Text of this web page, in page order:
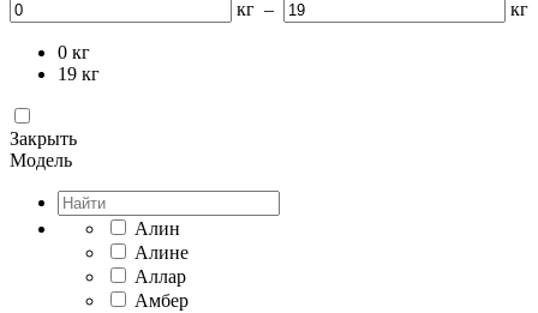
кг – кг
0 кг
19 кг
Закрыть
Модель
Алин
Алине
Аллар
Амбер